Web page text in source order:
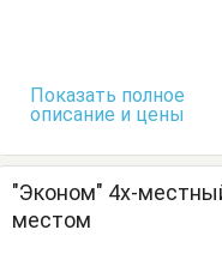
Показать полное
описание и цены
"Эконом" 4х-
местом